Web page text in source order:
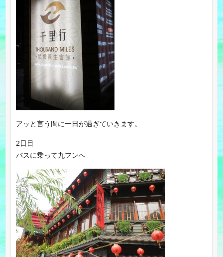
アッと言う間に一日が過ぎていきます。
2日目
バスに乗って九フンへ